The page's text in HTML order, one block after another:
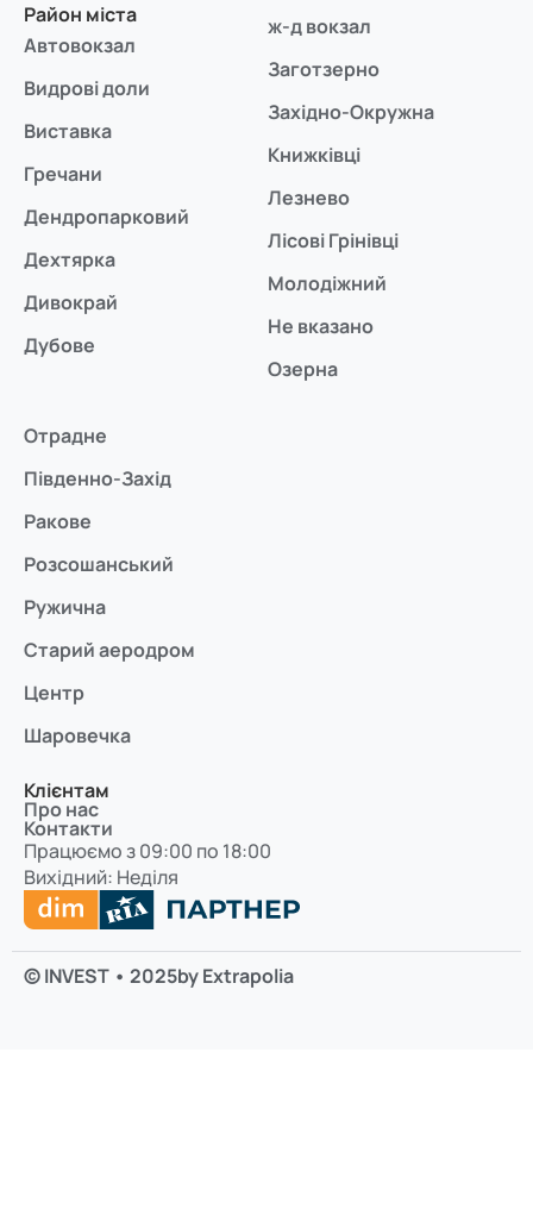
Район міста
Автовокзал
Видрові доли
Виставка
Гречани
Дендропарковий
Дехтярка
Дивокрай
Дубове
ж-д вокзал
Заготзерно
Західно-Окружна
Книжківці
Лезнево
Лісові Грінівці
Молодіжний
Не вказано
Озерна
Отрадне
Південно-Захід
Ракове
Розсошанський
Ружична
Старий аеродром
Центр
Шаровечка
Клієнтам
Про нас
Контакти
Працюємо з 09:00 по 18:00
Вихідний: Неділя
© INVEST • 2025by Extrapolia